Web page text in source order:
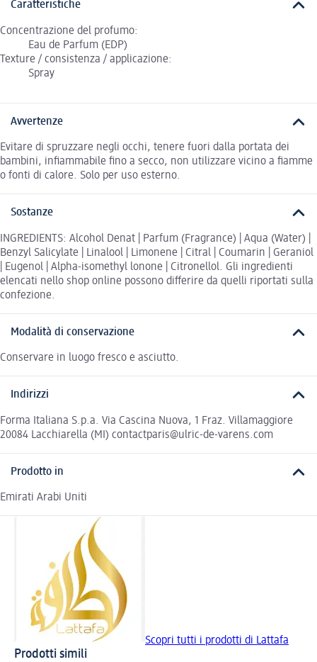
Caratteristiche
Concentrazione del profumo:
Eau de Parfum (EDP)
Texture / consistenza / applicazione:
Spray
Avvertenze
Evitare di spruzzare negli occhi, tenere fuori dalla portata dei
bambini, infiammabile fino a secco, non utilizzare vicino a fiamme
o fonti di calore. Solo per uso esterno.
Sostanze
INGREDIENTS: Alcohol Denat | Parfum (Fragrance) | Aqua (Water) |
Benzyl Salicylate | Linalool | Limonene | Citral | Coumarin | Geraniol
| Eugenol | Alpha-isomethyl lonone | Citronellol. Gli ingredienti
elencati nello shop online possono differire da quelli riportati sulla
confezione.
Modalità di conservazione
Conservare in luogo fresco e asciutto.
Indirizzi
Forma Italiana S.p.a. Via Cascina Nuova, 1 Fraz. Villamaggiore
20084 Lacchiarella (MI) contactparis@ulric-de-varens.com
Prodotto in
Emirati Arabi Uniti
Scopri tutti i prodotti di Lattafa
Prodotti simili